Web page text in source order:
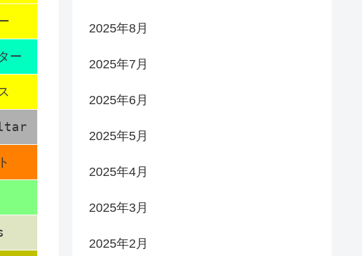
ー
2025年8月
2025年7月
2025年6月
2025年5月
2025年4月
2025年3月
2025年2月